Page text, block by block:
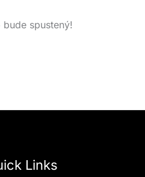
spustený!
Links